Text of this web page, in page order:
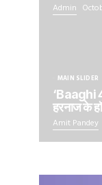
Admin
MAIN SLIDER
‘Baaghi 4
हरनाज के
Amit Pandey